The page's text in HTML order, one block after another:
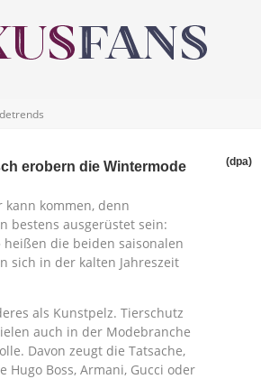
erobern die Wintermode (dpa)
kann kommen, denn
bestens ausgerüstet sein:
heißen die beiden saisonalen
sich in der kalten Jahreszeit
als Kunstpelz. Tierschutz
auch in der Modebranche
Davon zeugt die Tatsache,
Hugo Boss, Armani, Gucci oder